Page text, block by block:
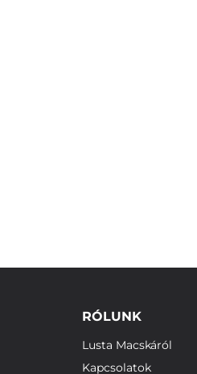
RÓLUNK
Lusta Macskáról
Kapcsolatok